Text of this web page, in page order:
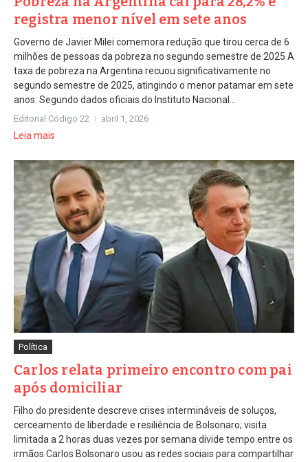
registra menor nível em sete anos
Governo de Javier Milei comemora redução que tirou cerca de 6
milhões de pessoas da pobreza no segundo semestre de 2025 A
taxa de pobreza na Argentina recuou significativamente no
segundo semestre de 2025, atingindo o menor patamar em sete
anos. Segundo dados oficiais do Instituto Nacional...
Editorial Código 22 abril 1, 2026
Leia mais
Política
Carlos relata primeiro encontro com pai
após domiciliar
Filho do presidente descreve crises intermináveis de soluços,
cerceamento de liberdade e resiliência de Bolsonaro; visita
limitada a 2 horas duas vezes por semana divide tempo entre os
irmãos Carlos Bolsonaro usou as redes sociais para compartilhar